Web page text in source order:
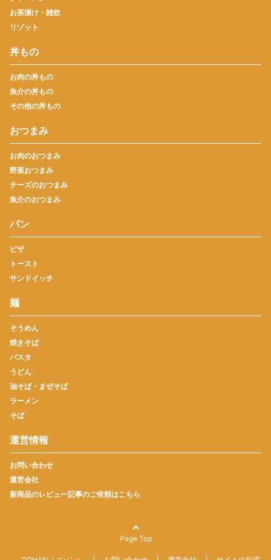
お茶漬け・雑炊
リゾット
丼もの
お肉の丼もの
魚介の丼もの
その他の丼もの
おつまみ
お肉のおつまみ
野菜おつまみ
チーズのおつまみ
魚介のおつまみ
パン
ピザ
トースト
サンドイッチ
麺
そうめん
焼きそば
パスタ
うどん
油そば・まぜそば
ラーメン
そば
運営情報
お問い合わせ
運営会社
新商品のレビュー記事のご依頼はこちら
Page Top